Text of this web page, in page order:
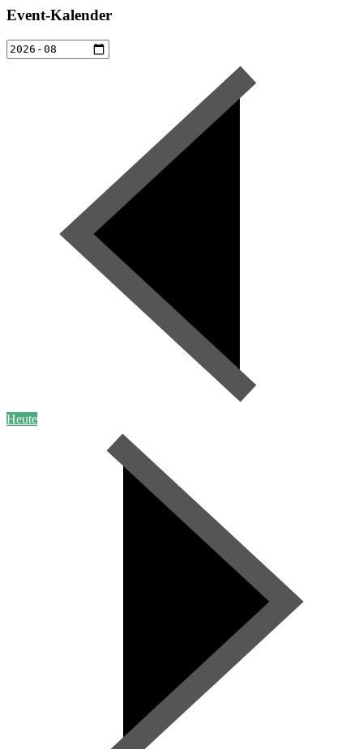
Event-Kalender
Heute